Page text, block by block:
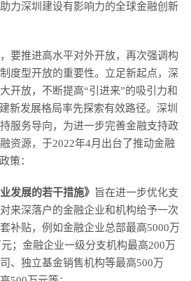
力深圳建设有影响力的全球金融创新
要推进高水平对外开放，再次强调构
度型开放的重要性。立足新起点，深
开放，不断提高“引进来”的吸引力和
新发展格局率先探索有效路径。深圳
服务导向，为进一步完善金融支持政
资源，于2022年4月出台了推动金融
策：
发展的若干措施》 旨在进一步优化支
来深落户的金融企业和机构给予一次
补贴，例如金融企业总部最高5000万
；金融企业一级分支机构最高200万
、独立基金销售机构等最高500万